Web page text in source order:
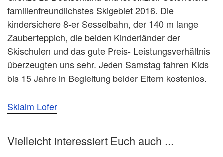
familienfreundlichstes Skigebiet 2016. Die
kindersichere 8-er Sesselbahn, der 140 m lange
Zauberteppich, die beiden Kinderländer der
Skischulen und das gute Preis- Leistungsverhältnis
überzeugten uns sehr. Jeden Samstag fahren Kids
bis 15 Jahre in Begleitung beider Eltern kostenlos.
Skialm Lofer
Vielleicht interessiert Euch auch ...